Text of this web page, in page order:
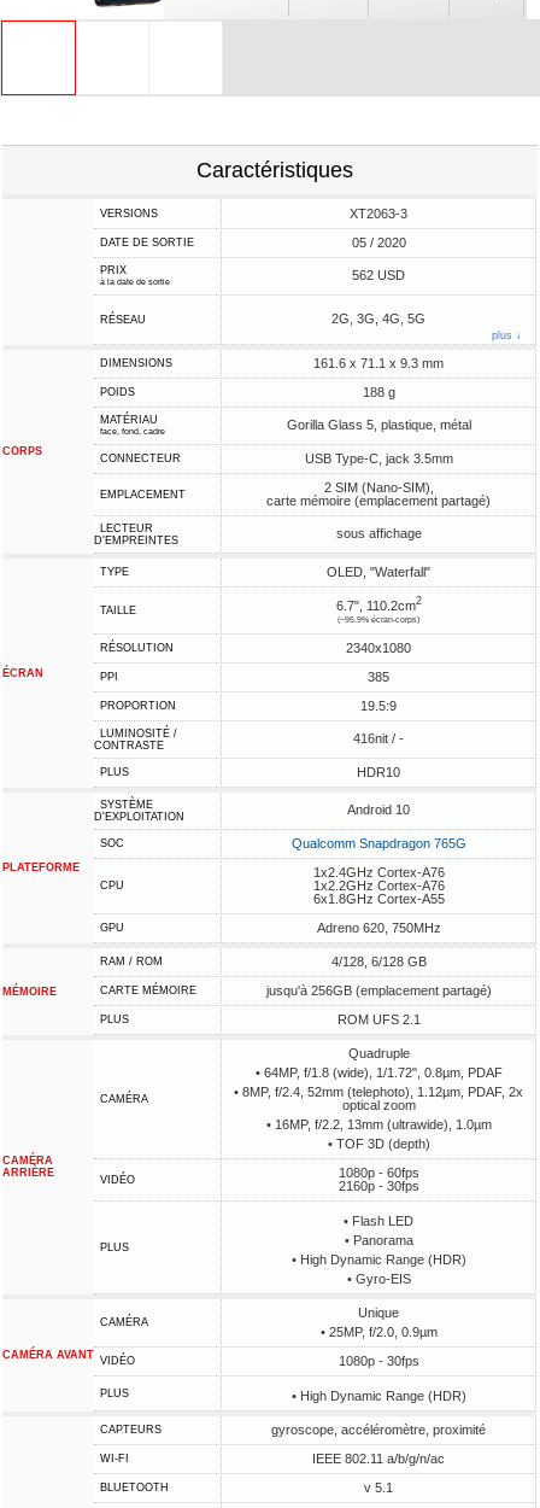
Caractéristiques
VERSIONS XT2063-3
DATE DE SORTIE 05 / 2020
PRIX
à la date de sortie 562 USD
RÉSEAU 2G, 3G, 4G, 5G
plus ↓
CORPS
DIMENSIONS 161.6 x 71.1 x 9.3 mm
POIDS 188 g
MATÉRIAU
face, fond, cadre Gorilla Glass 5, plastique, métal
CONNECTEUR USB Type-C, jack 3.5mm
EMPLACEMENT
2 SIM (Nano-SIM),
carte mémoire (emplacement partagé)
LECTEUR
D'EMPREINTES
sous affichage
ÉCRAN
TYPE OLED, "Waterfall"
TAILLE 6.7", 110.2cm2
(~95.9% écran-corps)
RÉSOLUTION 2340x1080
PPI 385
PROPORTION 19.5:9
LUMINOSITÉ /
CONTRASTE
416nit / -
PLUS HDR10
PLATEFORME
SYSTÈME
D'EXPLOITATION
Android 10
SOC Qualcomm Snapdragon 765G
CPU
1x2.4GHz Cortex-A76
1x2.2GHz Cortex-A76
6x1.8GHz Cortex-A55
GPU Adreno 620, 750MHz
MÉMOIRE
RAM / ROM 4/128, 6/128 GB
CARTE MÉMOIRE jusqu'à 256GB (emplacement partagé)
PLUS ROM UFS 2.1
CAMÉRA
ARRIÈRE
CAMÉRA
Quadruple
• 64MP, f/1.8 (wide), 1/1.72", 0.8µm, PDAF
• 8MP, f/2.4, 52mm (telephoto), 1.12µm, PDAF, 2x
optical zoom
• 16MP, f/2.2, 13mm (ultrawide), 1.0µm
• TOF 3D (depth)
VIDÉO
1080p - 60fps
2160p - 30fps
PLUS
• Flash LED
• Panorama
• High Dynamic Range (HDR)
• Gyro-EIS
CAMÉRA AVANT
CAMÉRA
Unique
• 25MP, f/2.0, 0.9µm
VIDÉO 1080p - 30fps
PLUS • High Dynamic Range (HDR)
CAPTEURS gyroscope, accéléromètre, proximité
WI-FI IEEE 802.11 a/b/g/n/ac
BLUETOOTH v 5.1